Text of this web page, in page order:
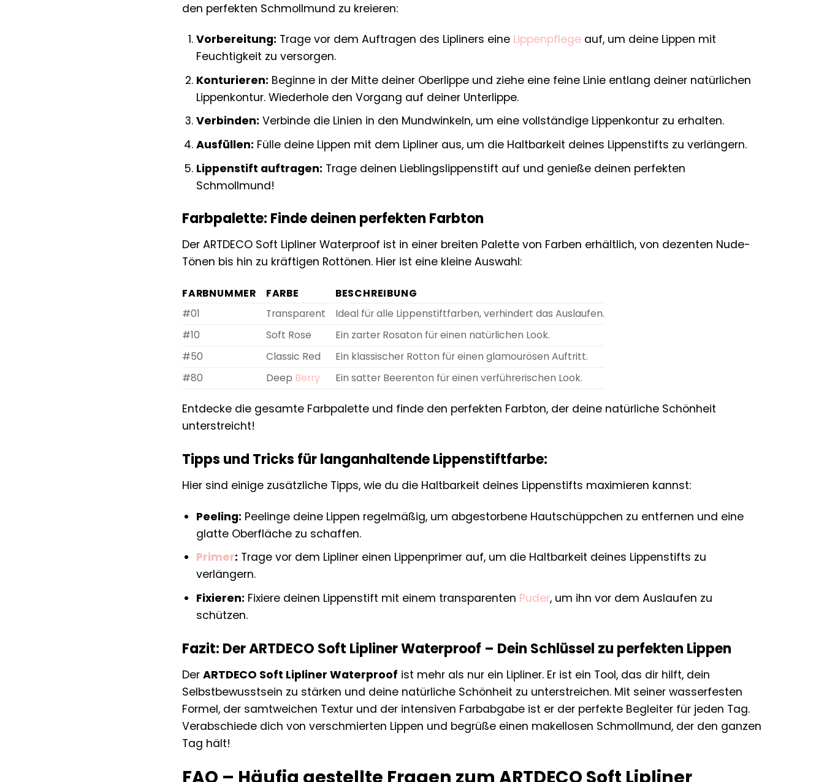
den perfekten Schmollmund zu kreieren:
Vorbereitung: Trage vor dem Auftragen des Lipliners eine Lippenpflegeauf, um deine Lippen mit
Feuchtigkeit zu versorgen.
Konturieren: Beginne in der Mitte deiner Oberlippe und ziehe eine feine Linie entlang deiner natürlichen
Lippenkontur. Wiederhole den Vorgang auf deiner Unterlippe.
Verbinden: Verbinde die Linien in den Mundwinkeln, um eine vollständige Lippenkontur zu erhalten.
Ausfüllen: Fülle deine Lippen mit dem Lipliner aus, um die Haltbarkeit deines Lippenstifts zu verlängern.
Lippenstift auftragen: Trage deinen Lieblingslippenstift auf und genieße deinen perfekten
Schmollmund!
Farbpalette: Finde deinen perfekten Farbton
Der ARTDECO Soft Lipliner Waterproof ist in einer breiten Palette von Farben erhältlich, von dezenten Nude-
Tönen bis hin zu kräftigen Rottönen. Hier ist eine kleine Auswahl:
FARBNUMMER FARBE
BESCHREIBUNG
#01
Transparent
Ideal für alle Lippenstiftfarben, verhindert das Auslaufen.
#10
Soft Rose
Ein zarter Rosaton für einen natürlichen Look.
#50
Classic Red
Ein klassischer Rotton für einen glamourösen Auftritt.
#80
Deep Berry Ein satter Beerenton für einen verführerischen Look.
Entdecke die gesamte Farbpalette und finde den perfekten Farbton, der deine natürliche Schönheit
unterstreicht!
Tipps und Tricks für langanhaltende Lippenstiftfarbe:
Hier sind einige zusätzliche Tipps, wie du die Haltbarkeit deines Lippenstifts maximieren kannst:
Peeling: Peelinge deine Lippen regelmäßig, um abgestorbene Hautschüppchen zu entfernen und eine
glatte Oberfläche zu schaffen.
Primer: Trage vor dem Lipliner einen Lippenprimer auf, um die Haltbarkeit deines Lippenstifts zu
verlängern.
Fixieren: Fixiere deinen Lippenstift mit einem transparenten Puder, um ihn vor dem Auslaufen zu
schützen.
Fazit: Der ARTDECO Soft Lipliner Waterproof – Dein Schlüssel zu perfekten Lippen
Der ARTDECO Soft Lipliner Waterproof ist mehr als nur ein Lipliner. Er ist ein Tool, das dir hilft, dein
Selbstbewusstsein zu stärken und deine natürliche Schönheit zu unterstreichen. Mit seiner wasserfesten
Formel, der samtweichen Textur und der intensiven Farbabgabe ist er der perfekte Begleiter für jeden Tag.
Verabschiede dich von verschmierten Lippen und begrüße einen makellosen Schmollmund, der den ganzen
Tag hält!
FAQ – Häufig gestellte Fragen zum ARTDECO Soft Lipliner